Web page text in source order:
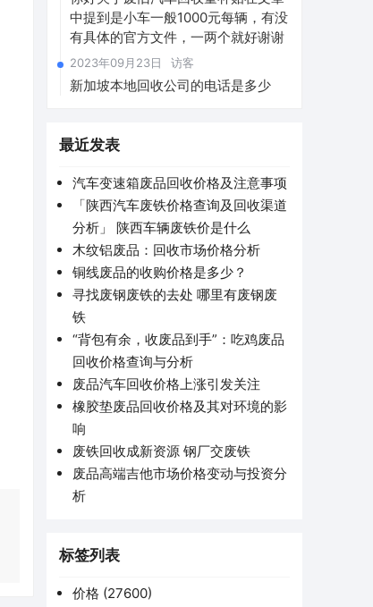
中提到是小车一般1000元每辆，有没
有具体的官方文件，一两个就好谢谢
2023年09月23日 访客
新加坡本地回收公司的电话是多少
最近发表
汽车变速箱废品回收价格及注意事项
「陕西汽车废铁价格查询及回收渠道
分析」 陕西车辆废铁价是什么
木纹铝废品：回收市场价格分析
铜线废品的收购价格是多少？
寻找废钢废铁的去处 哪里有废钢废
铁
“背包有余，收废品到手”：吃鸡废品
回收价格查询与分析
废品汽车回收价格上涨引发关注
橡胶垫废品回收价格及其对环境的影
响
废铁回收成新资源 钢厂交废铁
废品高端吉他市场价格变动与投资分
析
标签列表
价格 (27600)